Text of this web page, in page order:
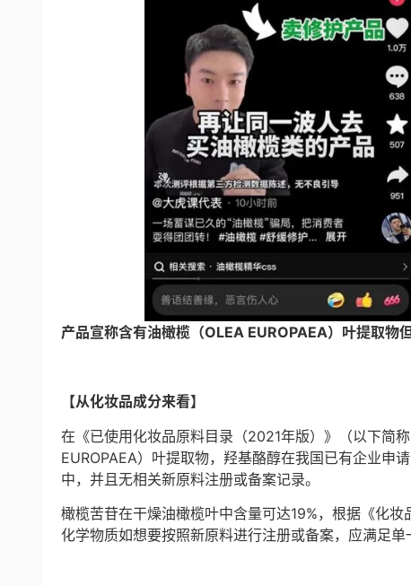
产品宣称含有油橄榄（OLEA EUROPAEA）叶提取物
【从化妆品成分来看】
在《已使用化妆品原料目录（2021年版）》（以下简
EUROPAEA）叶提取物，羟基酪醇在我国已有企业申
中，并且无相关新原料注册或备案记录。
橄榄苦苷在干燥油橄榄叶中含量可达19%，根据《化
化学物质如想要按照新原料进行注册或备案，应满足单